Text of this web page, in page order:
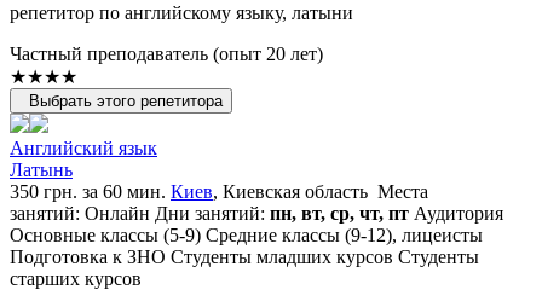
репетитор по английскому языку, латыни
Частный преподаватель (опыт 20 лет)
★★★★
Выбрать этого репетитора
Английский язык
Латынь
350 грн. за 60 мин. Киев, Киевская область Места
занятий: Онлайн Дни занятий: пн, вт, ср, чт, пт Аудитория
Основные классы (5-9) Средние классы (9-12), лицеисты
Подготовка к ЗНО Студенты младших курсов Студенты
старших курсов